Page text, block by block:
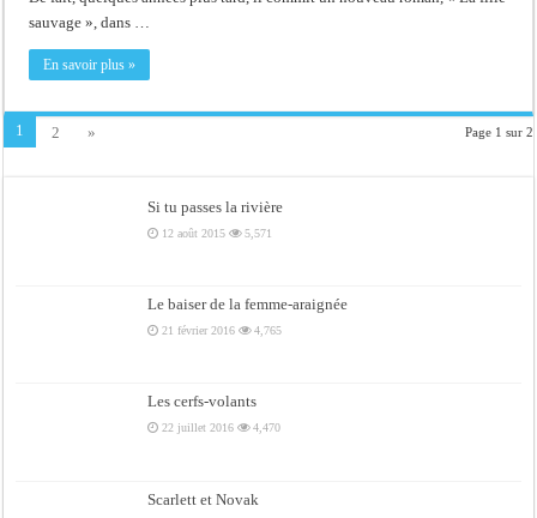
sauvage », dans …
En savoir plus »
Page 1 sur 2
1 2 »
Si tu passes la rivière
12 août 2015 5,571
Le baiser de la femme-araignée
21 février 2016 4,765
Les cerfs-volants
22 juillet 2016 4,470
Scarlett et Novak